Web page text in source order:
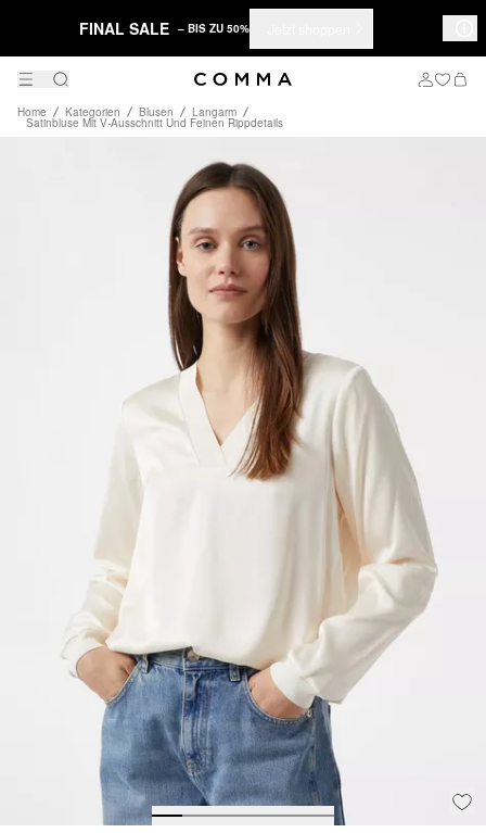
FINAL SALE – BIS ZU 50%
Home Kategorien Blusen Langarm
Satinbluse Mit V-Ausschnitt Und Feinen Rippdetails